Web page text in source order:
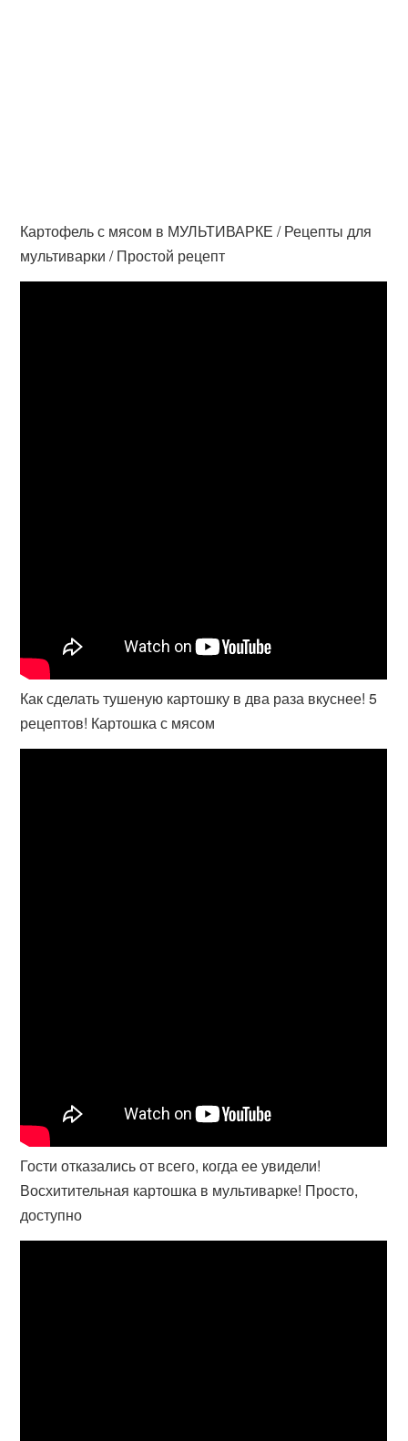
Картофель с мясом в МУЛЬТИВАРКЕ / Рецепты для
мультиварки / Простой рецепт
Как сделать тушеную картошку в два раза вкуснее! 5
рецептов! Картошка с мясом
Гости отказались от всего, когда ее увидели!
Восхитительная картошка в мультиварке! Просто,
доступно